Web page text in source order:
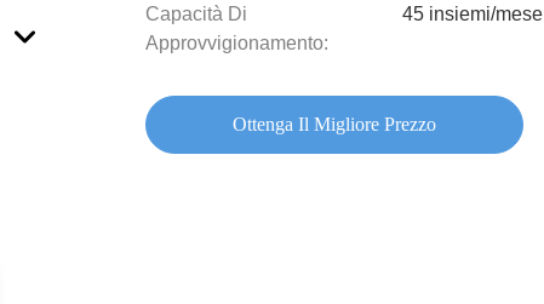
Capacità Di
Approvvigionamento:
45 insiemi/mese
Ottenga Il Migliore Prezzo